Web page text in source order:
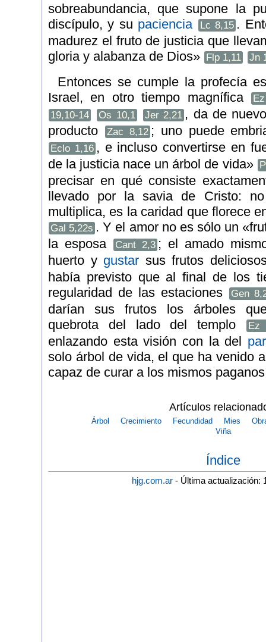
sobreabundancia, que supone la
discípulo, y su paciencia Lc 8,15 .
madurez el fruto de justicia que
gloria y alabanza de Dios» Flp 1,11 Jn
Entonces se cumple la profecía
Israel, en otro tiempo magnífica
19,10-14
Os 10,1 Jer 2,21 , da de
producto
Zac 8,12 ; uno puede
Eclo 1,16 , e incluso convertirse en
de la justicia nace un árbol de vida»
precisar en qué consiste
llevado por la savia de Cristo:
multiplica, es la caridad que florece
Gal 5,22s . Y el amor no es sólo un
la esposa
Cant 2,3 ; el amado
huerto y gustar sus frutos
había previsto que al final de los
regularidad de las estaciones
Gen
darían sus frutos los árboles
quebrota del lado del templo
Ez
enlazando esta visión con la del
solo árbol de vida, el que ha venido
capaz de curar a los mismos
Artículos
Árbol Crecimiento Fecundidad Mies
Viña
Índice
hjg.com.ar- Última actualización: